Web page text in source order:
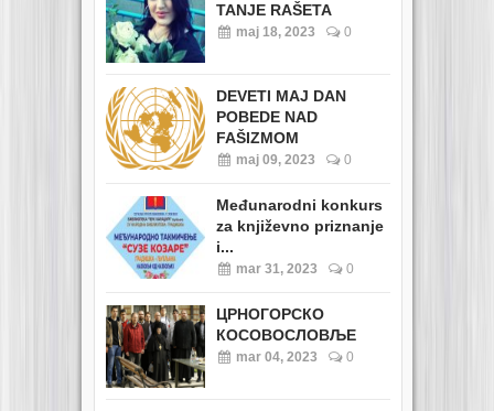
TANJE RAŠETA
maj 18, 2023 0
DEVETI MAJ DAN
POBEDE NAD
FAŠIZMOM
maj 09, 2023 0
Međunarodni konkurs
za književno priznanje
i...
mar 31, 2023 0
ЦРНОГОРСКО
КОСОВОСЛОВЉЕ
mar 04, 2023 0